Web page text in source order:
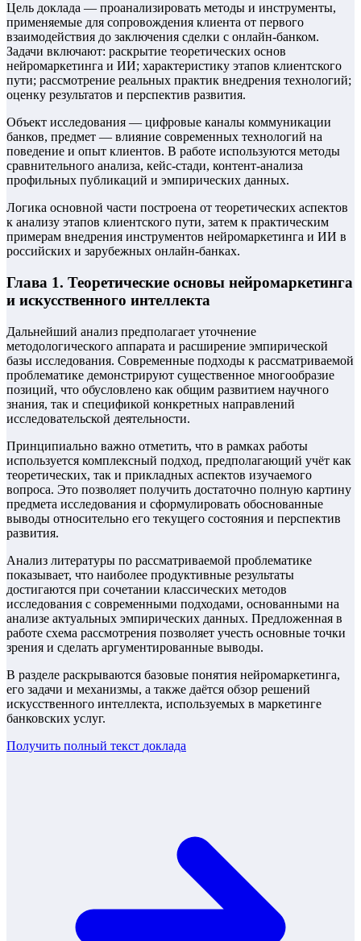
Цель доклада — проанализировать методы и инструменты,
применяемые для сопровождения клиента от первого
взаимодействия до заключения сделки с онлайн-банком.
Задачи включают: раскрытие теоретических основ
нейромаркетинга и ИИ; характеристику этапов клиентского
пути; рассмотрение реальных практик внедрения технологий;
оценку результатов и перспектив развития.
Объект исследования — цифровые каналы коммуникации
банков, предмет — влияние современных технологий на
поведение и опыт клиентов. В работе используются методы
сравнительного анализа, кейс-стади, контент-анализа
профильных публикаций и эмпирических данных.
Логика основной части построена от теоретических аспектов
к анализу этапов клиентского пути, затем к практическим
примерам внедрения инструментов нейромаркетинга и ИИ в
российских и зарубежных онлайн-банках.
Глава 1. Теоретические основы нейромаркетинга
и искусственного интеллекта
Дальнейший анализ предполагает уточнение
методологического аппарата и расширение эмпирической
базы исследования. Современные подходы к рассматриваемой
проблематике демонстрируют существенное многообразие
позиций, что обусловлено как общим развитием научного
знания, так и спецификой конкретных направлений
исследовательской деятельности.
Принципиально важно отметить, что в рамках работы
используется комплексный подход, предполагающий учёт как
теоретических, так и прикладных аспектов изучаемого
вопроса. Это позволяет получить достаточно полную картину
предмета исследования и сформулировать обоснованные
выводы относительно его текущего состояния и перспектив
развития.
Анализ литературы по рассматриваемой проблематике
показывает, что наиболее продуктивные результаты
достигаются при сочетании классических методов
исследования с современными подходами, основанными на
анализе актуальных эмпирических данных. Предложенная в
работе схема рассмотрения позволяет учесть основные точки
зрения и сделать аргументированные выводы.
В разделе раскрываются базовые понятия нейромаркетинга,
его задачи и механизмы, а также даётся обзор решений
искусственного интеллекта, используемых в маркетинге
банковских услуг.
Получить полный текст доклада